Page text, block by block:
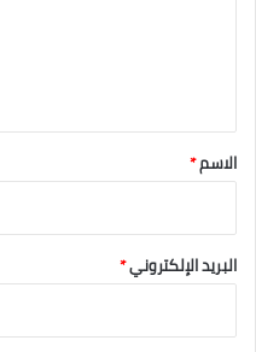
*
الاسم*
البريد الإلكتروني*